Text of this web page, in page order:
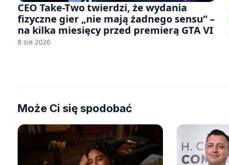
CEO Take-Two twierdzi, że wydania
fizyczne gier „nie mają żadnego sensu” –
na kilka miesięcy przed premierą GTA VI
8 sie 2026
Może Ci się spodobać